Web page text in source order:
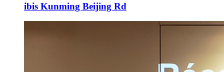
ibis Kunming Beijing Rd